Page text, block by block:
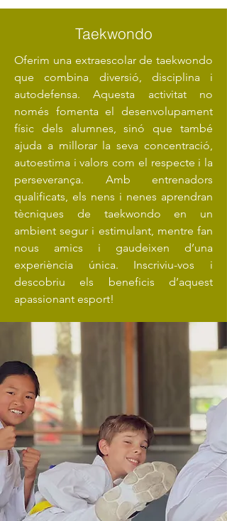
Taekwondo
Oferim una extraescolar de taekwondo
que combina diversió, disciplina i
autodefensa. Aquesta activitat no
només fomenta el desenvolupament
físic dels alumnes, sinó que també
ajuda a millorar la seva concentració,
autoestima i valors com el respecte i la
perseverança. Amb entrenadors
qualificats, els nens i nenes aprendran
tècniques de taekwondo en un
ambient segur i estimulant, mentre fan
nous amics i gaudeixen d’una
experiència única. Inscriviu-vos i
descobriu els beneficis d’aquest
apassionant esport!